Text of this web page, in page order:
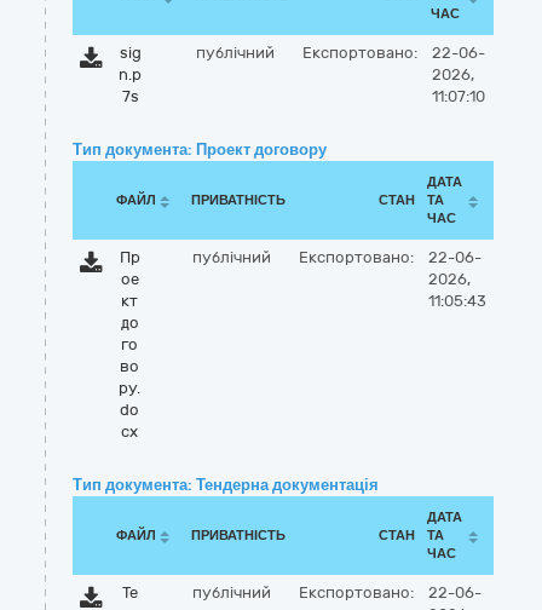
ЧАС
sig
n.p
7s
публічний Експортовано:
22-06-
2026,
11:07:10
Тип документа: Проект договору
ФАЙЛ ПРИВАТНІСТЬ СТАН
ДАТА
ТА
ЧАС
Пр
ое
кт
до
го
во
ру.
do
cx
публічний Експортовано:
22-06-
2026,
11:05:43
Тип документа: Тендерна документація
ФАЙЛ ПРИВАТНІСТЬ СТАН
ДАТА
ТА
ЧАС
Те
публічний Експортовано:
22-06-